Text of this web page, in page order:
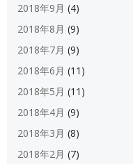
2018年9月 (4)
2018年8月 (9)
2018年7月 (9)
2018年6月 (11)
2018年5月 (11)
2018年4月 (9)
2018年3月 (8)
2018年2月 (7)